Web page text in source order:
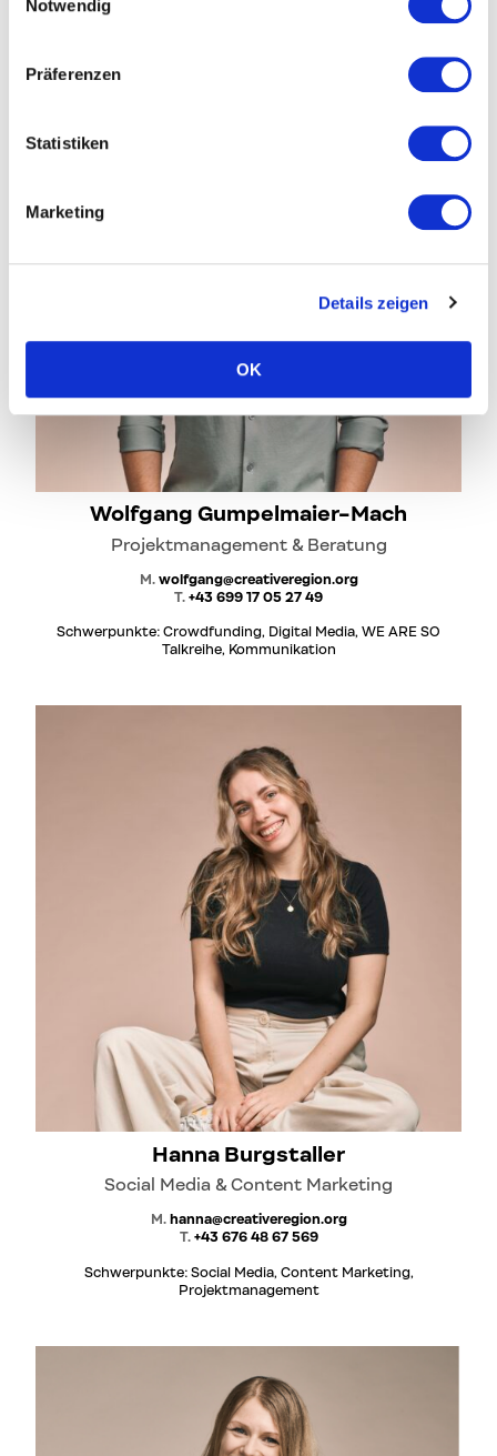
Notwendig
Präferenzen
Statistiken
Marketing
Details zeigen
OK
Projektmanagement, Vernetzungsformate
Wolfgang Gumpelmaier-Mach
Projektmanagement & Beratung
M. wolfgang@creativeregion.org
T. +43 699 17 05 27 49
Schwerpunkte: Crowdfunding, Digital Media, WE ARE SO
Talkreihe, Kommunikation
Hanna Burgstaller
Social Media & Content Marketing
M. hanna@creativeregion.org
T. +43 676 48 67 569
Schwerpunkte: Social Media, Content Marketing,
Projektmanagement